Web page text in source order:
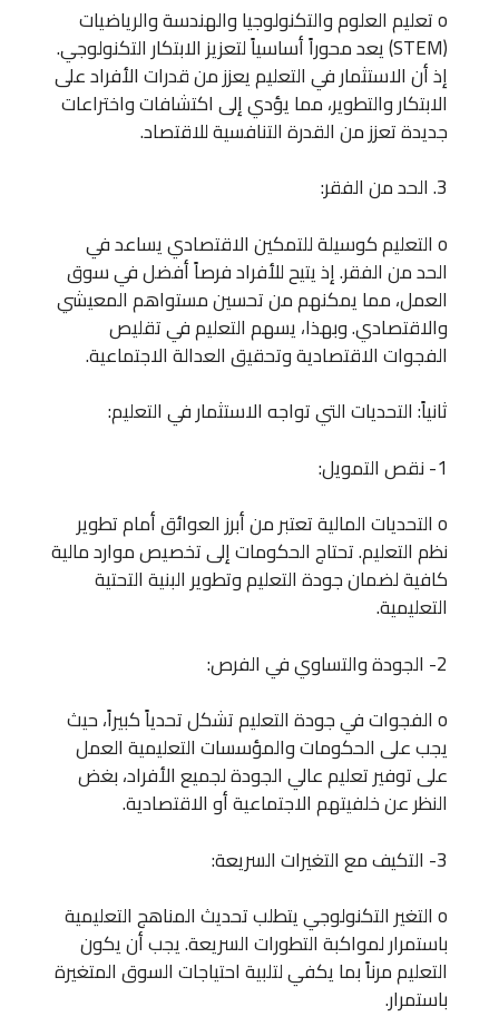
o تعليم العلوم والتكنولوجيا والهندسة والرياضيات
(STEM) يعد محوراً أساسياً لتعزيز الابتكار التكنولوجي.
إذ أن الاستثمار في التعليم يعزز من قدرات الأفراد على
الابتكار والتطوير، مما يؤدي إلى اكتشافات واختراعات
جديدة تعزز من القدرة التنافسية للاقتصاد.
3. الحد من الفقر:
o التعليم كوسيلة للتمكين الاقتصادي يساعد في
الحد من الفقر. إذ يتيح للأفراد فرصاً أفضل في سوق
العمل، مما يمكنهم من تحسين مستواهم المعيشي
والاقتصادي. وبهذا، يسهم التعليم في تقليص
الفجوات الاقتصادية وتحقيق العدالة الاجتماعية.
ثانياً: التحديات التي تواجه الاستثمار في التعليم:
1- نقص التمويل:
o التحديات المالية تعتبر من أبرز العوائق أمام تطوير
نظم التعليم. تحتاج الحكومات إلى تخصيص موارد مالية
كافية لضمان جودة التعليم وتطوير البنية التحتية
التعليمية.
2- الجودة والتساوي في الفرص:
o الفجوات في جودة التعليم تشكل تحدياً كبيراً، حيث
يجب على الحكومات والمؤسسات التعليمية العمل
على توفير تعليم عالي الجودة لجميع الأفراد، بغض
النظر عن خلفيتهم الاجتماعية أو الاقتصادية.
3- التكيف مع التغيرات السريعة:
o التغير التكنولوجي يتطلب تحديث المناهج التعليمية
باستمرار لمواكبة التطورات السريعة. يجب أن يكون
التعليم مرناً بما يكفي لتلبية احتياجات السوق المتغيرة
باستمرار.